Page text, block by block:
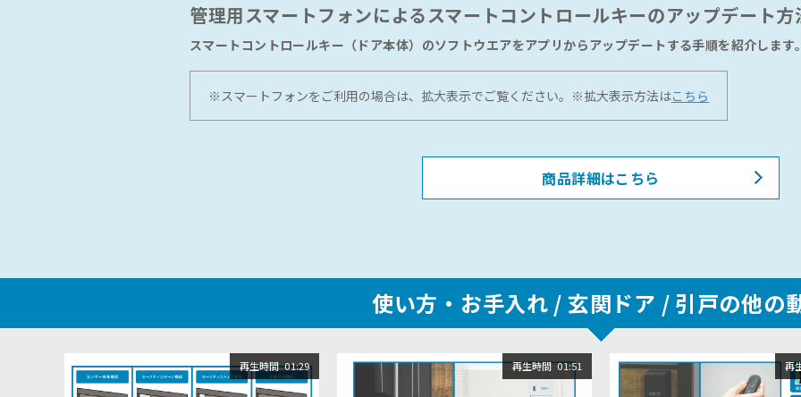
管理用スマートフォンによるスマートコントロールキーのアップデート方
スマートコントロールキー（ドア本体）のソフトウエアをアプリからアップデートする手順を紹介します。
※スマートフォンをご利用の場合は、拡大表示でご覧ください。※拡大表示方法はこちら
商品詳細はこちら
使い方・お手入れ / 玄関ドア / 引戸の他の
再生時間 01:29 再生時間 01:51 再